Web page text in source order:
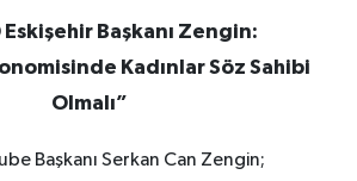
Eskişehir Başkanı Zengin:
Kadınlar Söz Sahibi
Olmalı”
Başkanı Serkan Can Zengin;